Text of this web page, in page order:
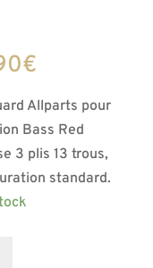
€
Allparts pour
Bass Red
3 plis 13 trous,
standard.